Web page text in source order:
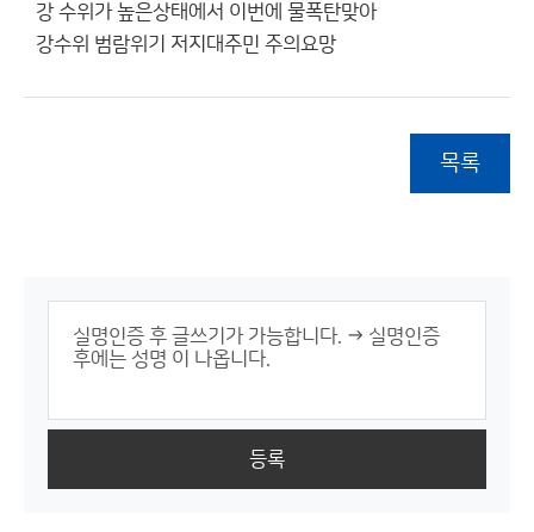
강 수위가 높은상태에서 이번에 물폭탄맞아
강수위 범람위기 저지대주민 주의요망
목록
등록